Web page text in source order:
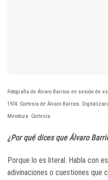
Fotografía de Álvaro Barrios en sesión de
1974. Cortesía de Álvaro Barrios.
Mendoza. Cortesía.
¿Por qué dices que Álvaro
Porque lo es literal. Habla con
adivinaciones o cuestiones que